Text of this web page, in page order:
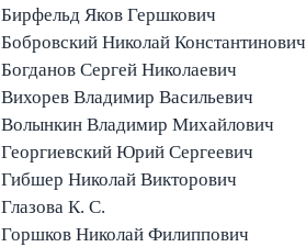
Бирфельд Яков Гершкович
Бобровский Николай Константинович
Богданов Сергей Николаевич
Вихорев Владимир Васильевич
Волынкин Владимир Михайлович
Георгиевский Юрий Сергеевич
Гибшер Николай Викторович
Глазова К. С.
Горшков Николай Филиппович